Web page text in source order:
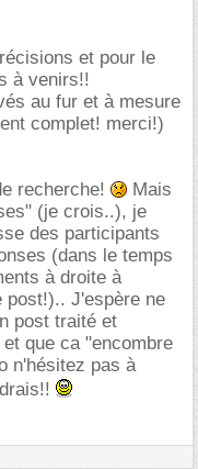
et pour le
à venirs!!
au fur et à mesure
complet! merci!)
recherche!
Mais
(je crois..), je
des participants
(dans le temps
à droite à
post!).. J'espère ne
post traité et
que ca "encombre
n'hésitez pas à